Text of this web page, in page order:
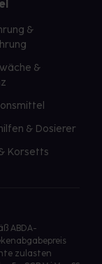
&
&
& Dosierer
Korsetts
ABDA-
zulasten